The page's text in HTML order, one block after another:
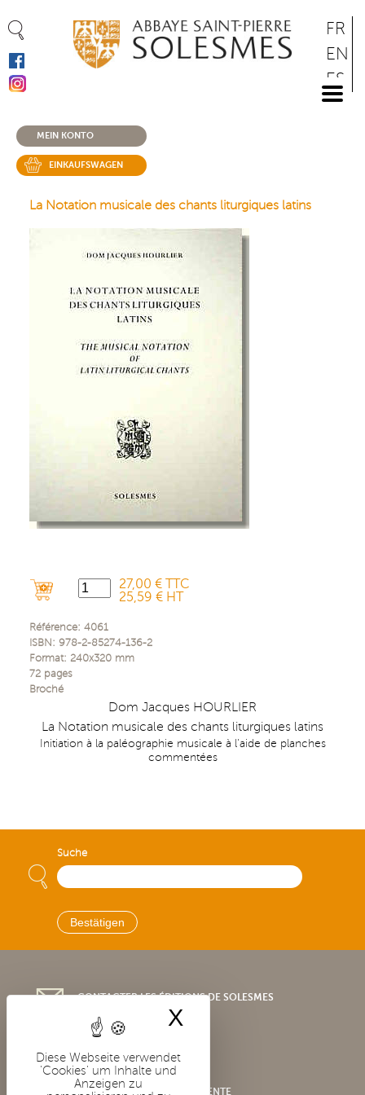
Diese Webseite verwendet
'Cookies' um Inhalte und
Anzeigen zu
X
zum
Inhalt
FR
EN
ES
DE
MEIN KONTO
EINKAUFSWAGEN
La Notation musicale des chants liturgiques latins
27,00 € TTC
25,59 € HT
Référence: 4061
ISBN: 978-2-85274-136-2
Format: 240x320mm
72pages
Broché
Dom Jacques HOURLIER
La Notation musicale des chants liturgiques latins
Initiation à la paléographie musicale à l'aide de planches
commentées
Suche
CONTACTER LES ÉDITIONS DE SOLESMES
CONDITIONS GÉNÉRALES DE VENTE